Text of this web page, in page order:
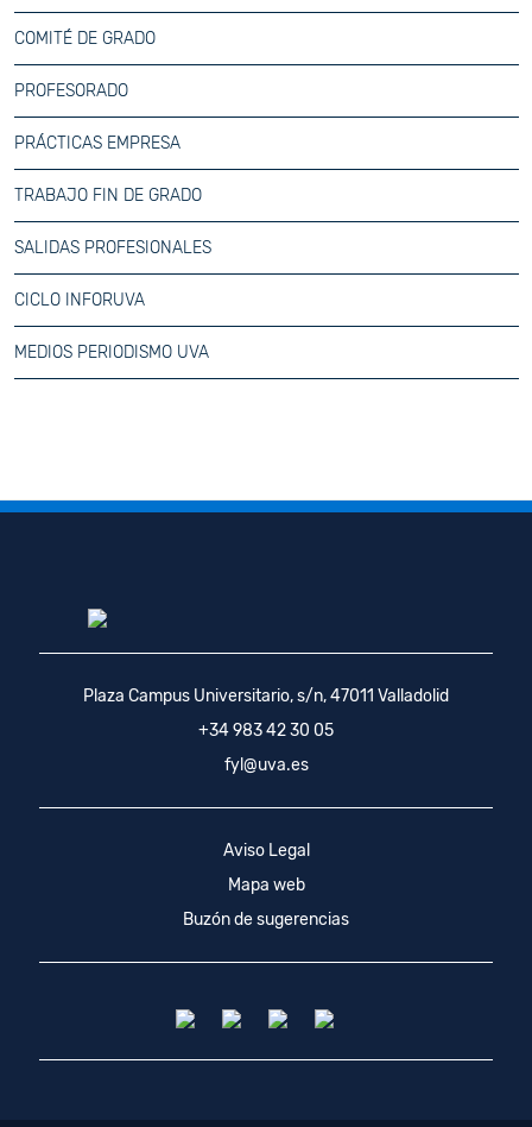
COMITÉ DE GRADO
PROFESORADO
PRÁCTICAS EMPRESA
TRABAJO FIN DE GRADO
SALIDAS PROFESIONALES
CICLO INFORUVA
MEDIOS PERIODISMO UVA
Plaza Campus Universitario, s/n, 47011 Valladolid
+34 983 42 30 05
fyl@uva.es
Aviso Legal
Mapa web
Buzón de sugerencias